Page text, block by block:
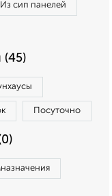
Из сип панелей
(45)
Посуточно